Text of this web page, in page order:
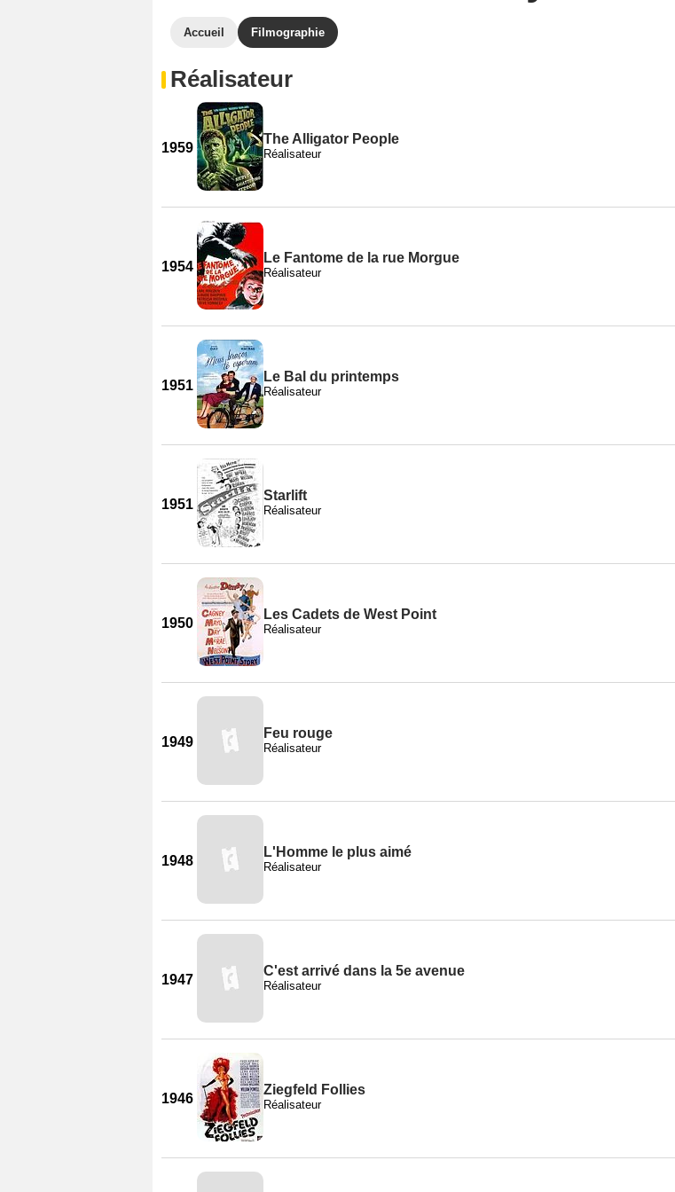
Accueil Filmographie
Réalisateur
1959
The Alligator People
Réalisateur
1954
Le Fantome de la rue Morgue
Réalisateur
1951
Le Bal du printemps
Réalisateur
1951
Starlift
Réalisateur
1950
Les Cadets de West Point
Réalisateur
1949
Feu rouge
Réalisateur
1948
L'Homme le plus aimé
Réalisateur
1947
C'est arrivé dans la 5e avenue
Réalisateur
1946
Ziegfeld Follies
Réalisateur